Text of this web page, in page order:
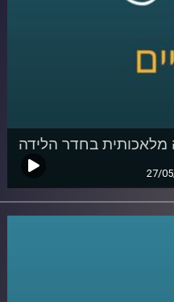
מלאכותית בחדר הלידה
27/